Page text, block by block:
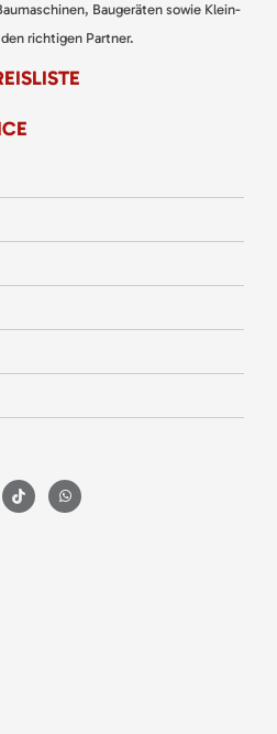
Baugeräten sowie Klein-
richtigen Partner.